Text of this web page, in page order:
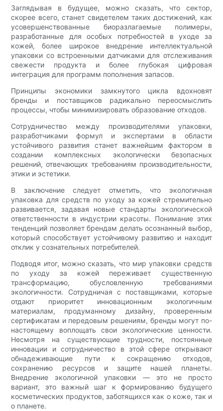
Заглядывая в будущее, можно сказать, что сектор,
скорее всего, станет свидетелем таких достижений, как
усовершенствованные биоразлагаемые полимеры,
разработанные для особых потребностей в уходе за
кожей, более широкое внедрение интеллектуальной
упаковки со встроенными датчиками для отслеживания
свежести продукта и более глубокая цифровая
интеграция для программ пополнения запасов.
Принципы экономики замкнутого цикла вдохновят
бренды и поставщиков радикально переосмыслить
процессы, чтобы минимизировать образование отходов.
Сотрудничество между производителями упаковки,
разработчиками формул и экспертами в области
устойчивого развития станет важнейшим фактором в
создании комплексных экологически безопасных
решений, отвечающих требованиям производительности,
этики и эстетики.
В заключение следует отметить, что экологичная
упаковка для средств по уходу за кожей стремительно
развивается, задавая новые стандарты экологической
ответственности в индустрии красоты. Понимание этих
тенденций позволяет брендам делать осознанный выбор,
который способствует устойчивому развитию и находит
отклик у сознательных потребителей.
Подводя итог, можно сказать, что мир упаковки средств
по уходу за кожей переживает существенную
трансформацию, обусловленную требованиями
экологичности. Сотрудничая с поставщиками, которые
отдают приоритет инновационным экологичным
материалам, продуманному дизайну, проверенным
сертификатам и передовым решениям, бренды могут по-
настоящему воплощать свои экологические ценности.
Несмотря на существующие трудности, постоянные
инновации и сотрудничество в этой сфере открывают
обнадеживающие пути к сокращению отходов,
сохранению ресурсов и защите нашей планеты.
Внедрение экологичной упаковки — это не просто
вариант, это важный шаг к формированию будущего
косметических продуктов, заботящихся как о коже, так и
о планете.